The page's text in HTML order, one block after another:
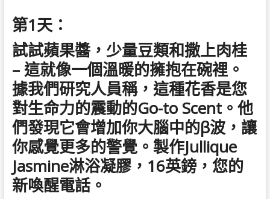
第1天：
試試蘋果醬，少量豆類和撒上肉桂
– 這就像一個溫暖的擁抱在碗裡。
據我們研究人員稱，這種花香是您
對生命力的震動的Go-to Scent。他
們發現它會增加你大腦中的β波，讓
你感覺更多的警覺。製作Jullique
Jasmine淋浴凝膠，16英鎊，您的
新喚醒電話。